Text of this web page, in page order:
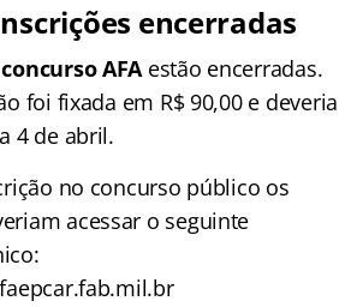
encerradas
concurso AFAestão encerradas.
foi fixada em R$ 90,00 e deveria
4 de abril.
no concurso público os
acessar o seguinte